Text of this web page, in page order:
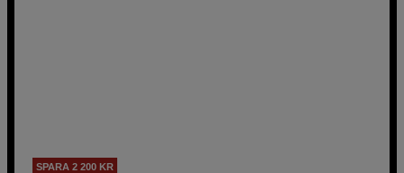
SPARA 2 200 KR